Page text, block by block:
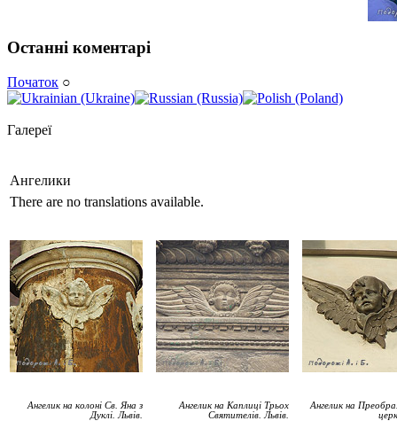
Останні коментарі
Початок ○
Галереї
Ангелики
There are no translations available.
Ангелик на колоні Св. Яна з
Дуклі. Львів.
Ангелик на Каплиці Трьох
Святителів. Львів.
Ангелик на